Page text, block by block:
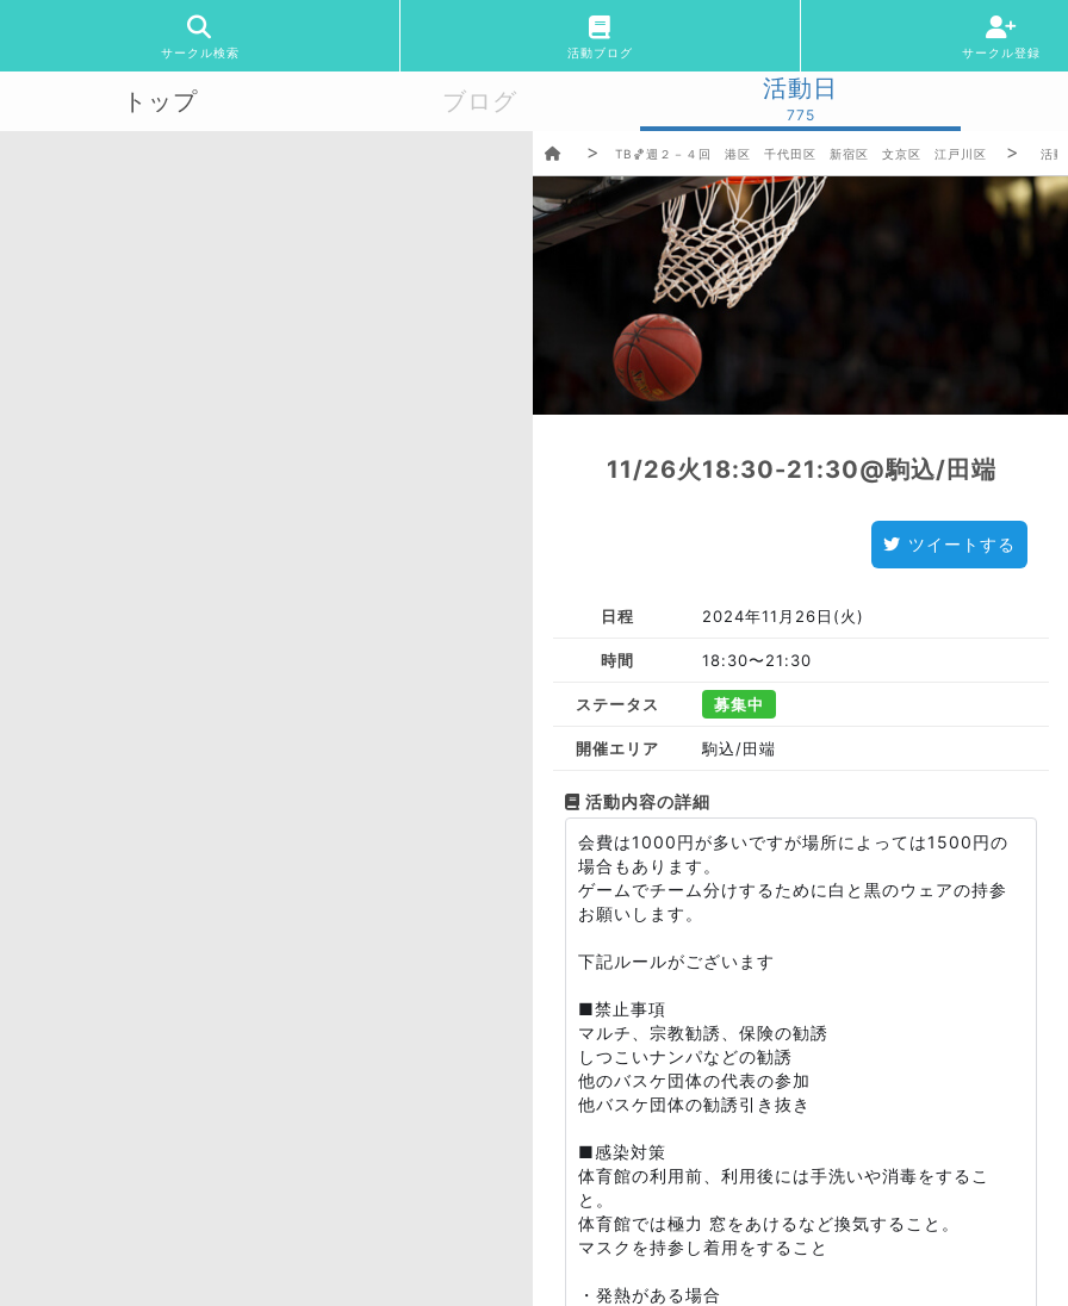
サークル検索 活動ブログ サークル登録
トップ ブログ 活動日
775
TB🏀週２－４回 港区 千代田区 新宿区 文京区 江戸川区 活動
11/26火18:30-21:30@駒込/田端
ツイートする
日程 2024年11月26日(火)
時間 18:30〜21:30
ステータス 募集中
開催エリア 駒込/田端
活動内容の詳細
会費は1000円が多いですが場所によっては1500円の
場合もあります。
ゲームでチーム分けするために白と黒のウェアの持参
お願いします。
下記ルールがございます
■禁止事項
マルチ、宗教勧誘、保険の勧誘
しつこいナンパなどの勧誘
他のバスケ団体の代表の参加
他バスケ団体の勧誘引き抜き
■感染対策
体育館の利用前、利用後には手洗いや消毒をするこ
と。
体育館では極力 窓をあけるなど換気すること。
マスクを持参し着用をすること
・発熱がある場合